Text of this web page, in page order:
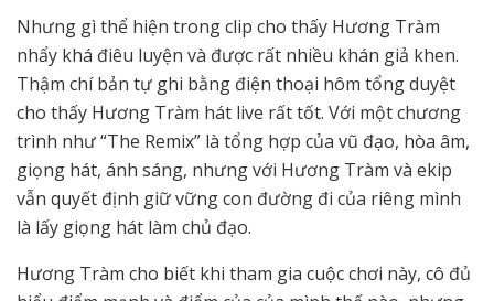
Nhưng gì thể hiện trong clip cho thấy Hương Tràm
nhẩy khá điêu luyện và được rất nhiều khán giả khen.
Thậm chí bản tự ghi bằng điện thoại hôm tổng duyệt
cho thấy Hương Tràm hát live rất tốt. Với một chương
trình như “The Remix” là tổng hợp của vũ đạo, hòa âm,
giọng hát, ánh sáng, nhưng với Hương Tràm và ekip
vẫn quyết định giữ vững con đường đi của riêng mình
là lấy giọng hát làm chủ đạo.
Hương Tràm cho biết khi tham gia cuộc chơi này, cô đủ